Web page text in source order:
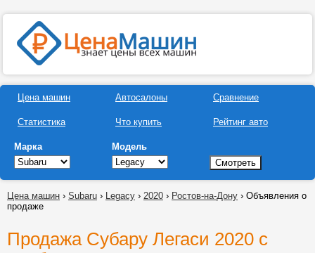
Цена машин
Статистика
Автосалоны
Что купить
Сравнение
Рейтинг авто
Марка Модель
Цена машин › Subaru › Legacy › 2020 › Ростов-на-Дону › Объявления о
продаже
Продажа Субару Легаси 2020 с